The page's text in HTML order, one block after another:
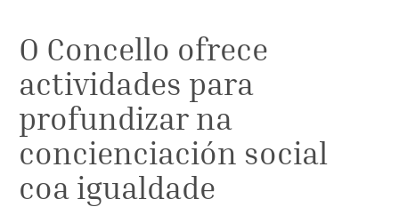
O Concello ofrece
actividades para
profundizar na
concienciación social
coa igualdade